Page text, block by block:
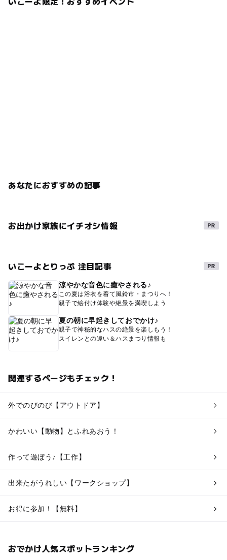
あなたにおすすめの記事
お出かけ家族にイチオシ情報
いこーよとりっぷ 注目記事
涼やかな音色に癒やされる♪
この夏は浴衣を着て風鈴市・まつりへ！
親子で絵付け体験や絶景を満喫しよう
夏の朝に早起きしておでかけ♪
親子で神秘的なハスの絶景を楽しもう！
スイレンとの違い＆ハスまつり情報も
関連するページもチェック！
外でのびのび【アウトドア】
かわいい【動物】とふれあおう！
作って遊ぼう♪【工作】
出来たがうれしい【ワークショップ】
お得に参加！【無料】
おでかけ人気スポットランキング